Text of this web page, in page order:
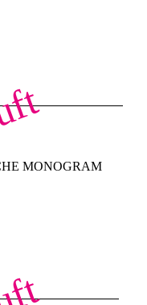
MONOGRAM